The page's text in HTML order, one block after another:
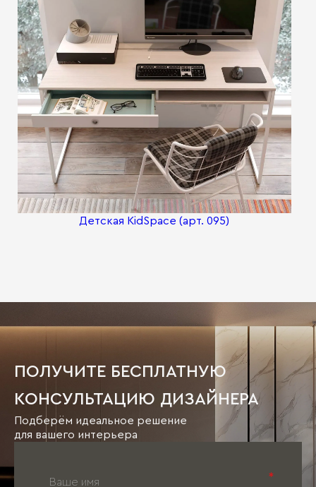
Детская KidSpace (арт. 095)
ПОЛУЧИТЕ БЕСПЛАТНУЮ
КОНСУЛЬТАЦИЮ ДИЗАЙНЕРА
Подберём идеальное решение
для вашего интерьера
*